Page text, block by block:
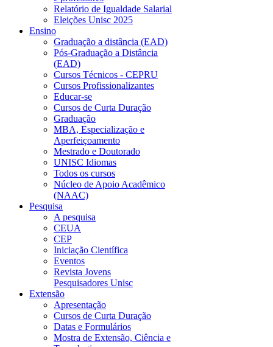
Relatório de Igualdade Salarial
Eleições Unisc 2025
Ensino
Graduação a distância (EAD)
Pós-Graduação a Distância
(EAD)
Cursos Técnicos - CEPRU
Cursos Profissionalizantes
Educar-se
Cursos de Curta Duração
Graduação
MBA, Especialização e
Aperfeiçoamento
Mestrado e Doutorado
UNISC Idiomas
Todos os cursos
Núcleo de Apoio Acadêmico
(NAAC)
Pesquisa
A pesquisa
CEUA
CEP
Iniciação Científica
Eventos
Revista Jovens
Pesquisadores Unisc
Extensão
Apresentação
Cursos de Curta Duração
Datas e Formulários
Mostra de Extensão, Ciência e